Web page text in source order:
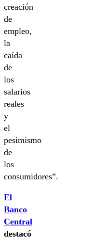
creación
de
empleo,
la
caída
de
los
salarios
reales
y
el
pesimismo
de
los
consumidores”.
El
Banco
Central
destacó